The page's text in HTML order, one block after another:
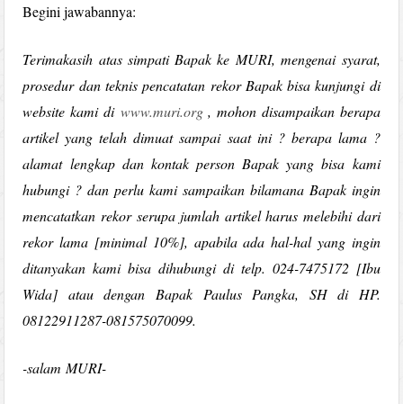
Begini jawabannya:
Terimakasih atas simpati Bapak ke MURI, mengenai syarat,
prosedur dan teknis pencatatan rekor Bapak bisa kunjungi di
website kami di www.muri.org, mohon disampaikan berapa
artikel yang telah dimuat sampai saat ini ? berapa lama ?
alamat lengkap dan kontak person Bapak yang bisa kami
hubungi ? dan perlu kami sampaikan bilamana Bapak ingin
mencatatkan rekor serupa jumlah artikel harus melebihi dari
rekor lama [minimal 10%], apabila ada hal-hal yang ingin
ditanyakan kami bisa dihubungi di telp. 024-7475172 [Ibu
Wida] atau dengan Bapak Paulus Pangka, SH di HP.
08122911287-081575070099.
-salam MURI-